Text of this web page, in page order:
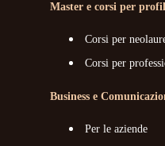
Master e corsi per
Corsi per
Corsi per
Business e
Per le aziende